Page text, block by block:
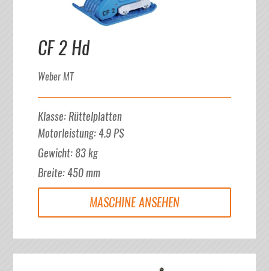
CF 2 Hd
Weber MT
Klasse: Rüttelplatten
Motorleistung:4.9PS
Gewicht: 83kg
Breite:450mm
MASCHINE ANSEHEN